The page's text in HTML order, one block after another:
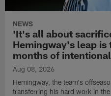
NEWS
'It's all about
Hemingway's leap
months of
Aug 08, 2026
Hemingway, the team's
transferring his hard work in